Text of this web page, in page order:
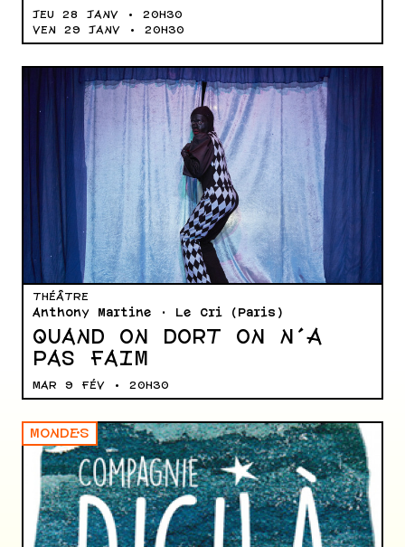
JEU 28 JANV • 20H30
VEN 29 JANV • 20H30
THÉÂTRE
Anthony Martine · Le Cri (Paris)
QUAND ON DORT ON N’A
PAS FAIM
MAR 9 FÉV • 20H30
MONDE·S